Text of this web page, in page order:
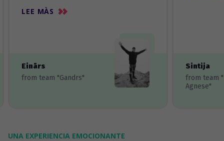
LEE MÀS
Einārs
from team "Gandrs"
Sintija
from team
Agnese"
UNA EXPERIENCIA EMOCIONANTE